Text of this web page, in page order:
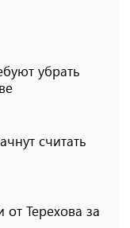
убрать
считать
Терехова за